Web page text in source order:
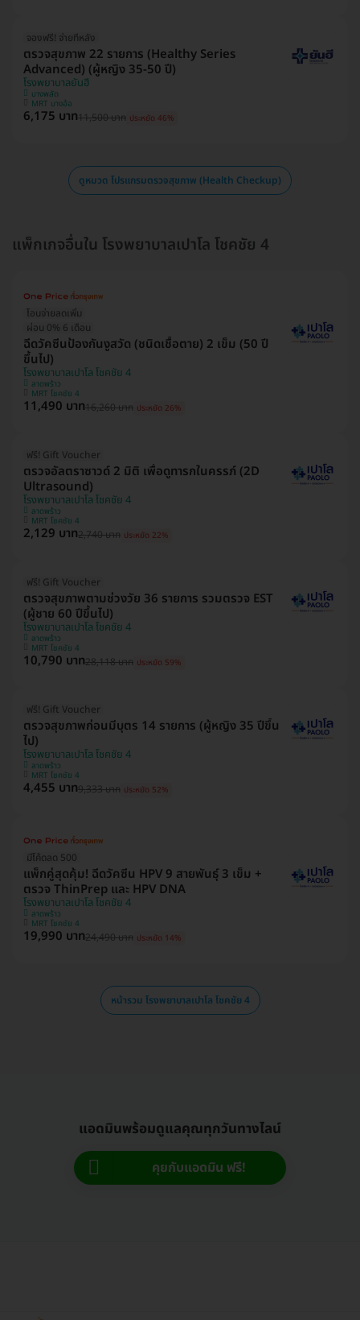
จองฟรี! จ่ายทีหลัง
ตรวจสุขภาพ 22 รายการ (Healthy Series
Advanced) (ผู้หญิง 35-50 ปี)
โรงพยาบาลยันฮี
บางพลัด
MRT บางอ้อ
6,175 บาท11,500 บาท ประหยัด 46%
ดูหมวด โปรแกรมตรวจสุขภาพ (Health Checkup)
แพ็กเกจอื่นใน โรงพยาบาลเปาโล โชคชัย 4
โอนจ่ายลดเพิ่ม
ผ่อน 0% 6 เดือน
ฉีดวัคซีนป้องกันงูสวัด (ชนิดเชื้อตาย) 2 เข็ม (50 ปี
ขึ้นไป)
โรงพยาบาลเปาโล โชคชัย 4
ลาดพร้าว
MRT โชคชัย 4
11,490 บาท16,260 บาท ประหยัด 26%
ฟรี! Gift Voucher
ตรวจอัลตราซาวด์ 2 มิติ เพื่อดูทารกในครรภ์ (2D
Ultrasound)
โรงพยาบาลเปาโล โชคชัย 4
ลาดพร้าว
MRT โชคชัย 4
2,129 บาท2,740 บาท ประหยัด 22%
ฟรี! Gift Voucher
ตรวจสุขภาพตามช่วงวัย 36 รายการ รวมตรวจ EST
(ผู้ชาย 60 ปีขึ้นไป)
โรงพยาบาลเปาโล โชคชัย 4
ลาดพร้าว
MRT โชคชัย 4
10,790 บาท28,118 บาท ประหยัด 59%
ฟรี! Gift Voucher
ตรวจสุขภาพก่อนมีบุตร 14 รายการ (ผู้หญิง 35 ปีขึ้น
ไป)
โรงพยาบาลเปาโล โชคชัย 4
ลาดพร้าว
MRT โชคชัย 4
4,455 บาท9,333 บาท ประหยัด 52%
มีโค้ดลด 500
แพ็กคู่สุดคุ้ม! ฉีดวัคซีน HPV 9 สายพันธุ์ 3 เข็ม +
ตรวจ ThinPrep และ HPV DNA
โรงพยาบาลเปาโล โชคชัย 4
ลาดพร้าว
MRT โชคชัย 4
19,990 บาท24,490 บาท ประหยัด 14%
หน้ารวม โรงพยาบาลเปาโล โชคชัย 4
แอดมินพร้อมดูแลคุณทุกวันทางไลน์
คุยกับแอดมิน ฟรี!